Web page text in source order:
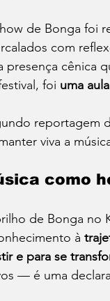
de Bonga foi
com
presença cênica
foi uma
reportagem
viva a
como
de Bonga no
à
e para se
— é uma